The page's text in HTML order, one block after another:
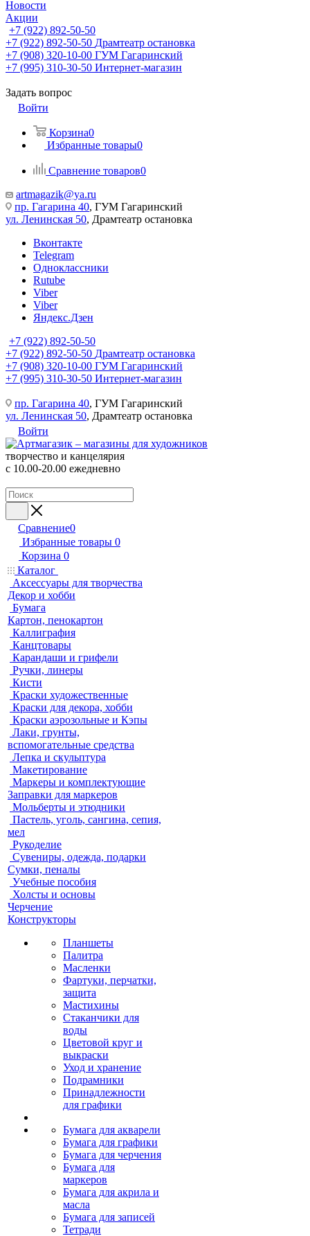
Новости
Акции
+7 (922) 892-50-50
+7 (922) 892-50-50 Драмтеатр остановка
+7 (908) 320-10-00 ГУМ Гагаринский
+7 (995) 310-30-50 Интернет-магазин
Задать вопрос
Войти
Корзина0
Избранные товары0
Сравнение товаров0
artmagazik@ya.ru
пр. Гагарина 40, ГУМ Гагаринский
ул. Ленинская 50, Драмтеатр остановка
Вконтакте
Telegram
Одноклассники
Rutube
Viber
Viber
Яндекс.Дзен
+7 (922) 892-50-50
+7 (922) 892-50-50 Драмтеатр остановка
+7 (908) 320-10-00 ГУМ Гагаринский
+7 (995) 310-30-50 Интернет-магазин
пр. Гагарина 40, ГУМ Гагаринский
ул. Ленинская 50, Драмтеатр остановка
Войти
творчество и канцелярия
с 10.00-20.00 ежедневно
Сравнение0
Избранные товары 0
Корзина 0
Каталог
Аксессуары для творчества
Декор и хобби
Бумага
Картон, пенокартон
Каллиграфия
Канцтовары
Карандаши и грифели
Ручки, линеры
Кисти
Краски художественные
Краски для декора, хобби
Краски аэрозольные и Кэпы
Лаки, грунты,
вспомогательные средства
Лепка и скульптура
Макетирование
Маркеры и комплектующие
Заправки для маркеров
Мольберты и этюдники
Пастель, уголь, сангина, сепия,
мел
Рукоделие
Сувениры, одежда, подарки
Сумки, пеналы
Учебные пособия
Холсты и основы
Черчение
Конструкторы
Планшеты
Палитра
Масленки
Фартуки, перчатки,
защита
Мастихины
Стаканчики для
воды
Цветовой круг и
выкраски
Уход и хранение
Подрамники
Принадлежности
для графики
Бумага для акварели
Бумага для графики
Бумага для черчения
Бумага для
маркеров
Бумага для акрила и
масла
Бумага для записей
Тетради